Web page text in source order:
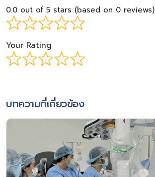
0.0 out of 5 stars (based on 0 reviews)
Your Rating
บทความที่เกี่ยวข้อง